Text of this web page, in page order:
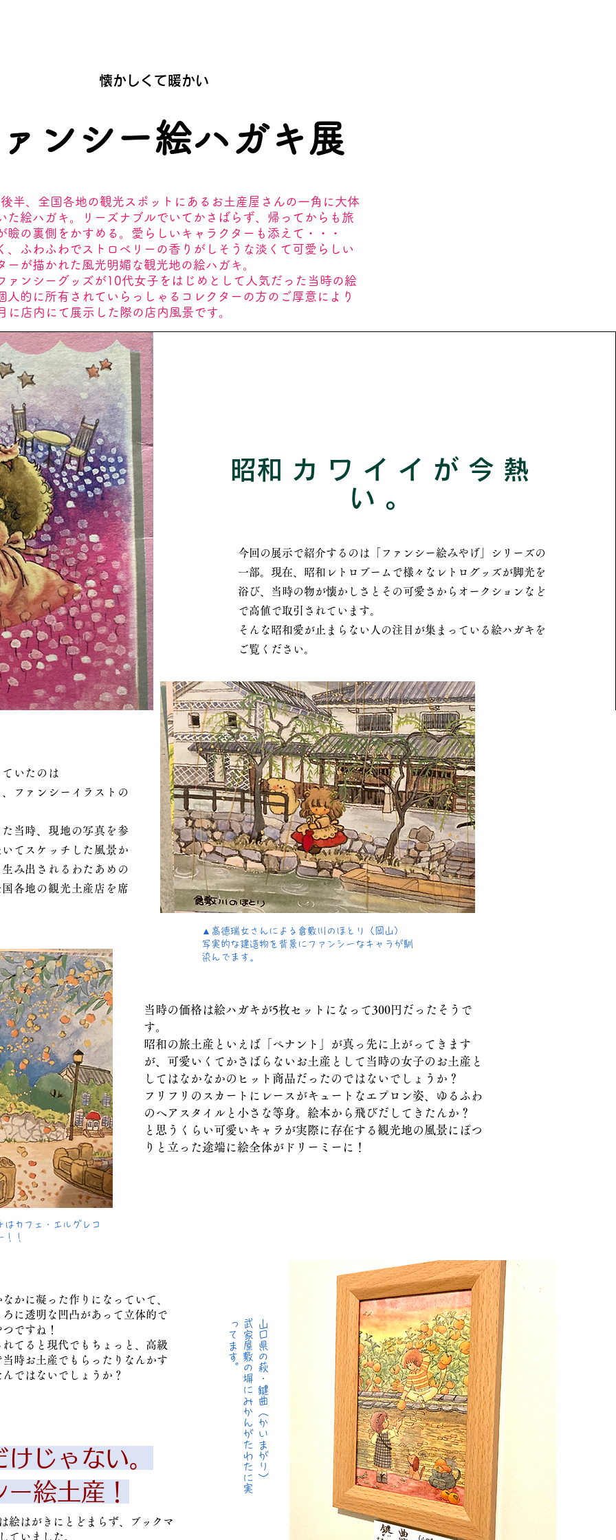
懐かしくて暖かい
ンシー絵ハガキ展
半、全国各地の観光スポットにあるお土産屋さんの一角に大体
た絵ハガキ。リーズナブルでいてかさばらず、帰ってからも旅
瞼の裏側をかすめる。愛らしいキャラクターも添えて・・・
、ふわふわでストロベリーの香りがしそうな淡くて可愛らしい
ーが描かれた風光明媚な観光地の絵ハガキ。
ァンシーグッズが10代女子をはじめとして人気だった当時の絵
人的に所有されていらっしゃるコレクターの方のご厚意により
に店内にて展示した際の店内風景です。
​昭和カワイイが今熱
い。
今回の展示で紹介するのは「ファンシー絵みやげ」シリーズの
一部。現在、昭和レトロブームで様々なレトログッズが脚光を
浴び、当時の物が懐かしさとその可愛さからオークションなど
で高値で取引されています。
​そんな昭和愛が止まらない人の注目が集まっている絵ハガキを
ご覧ください。
ていたのは
ファンシーイラストの
当時、現地の写真を参
てスケッチした風景か
み出されるわたあめの
各地の観光土産店を席
​▲高徳瑞女さんによる倉敷川のほとり（岡山）
​写実的な建造物を背景にファンシーなキャラが馴
染んでます。
当時の価格は絵ハガキが5枚セットになって300円だったそうで
す。
昭和の旅土産といえば「ペナント」が真っ先に上がってきます
が、可愛いくてかさばらないお土産として当時の女子のお土産と
してはなかなかのヒット商品だったのではないでしょうか？
​フリフリのスカートにレースがキュートなエプロン姿、ゆるふわ
のヘアスタイルと小さな等身。絵本から飛びだしてきたんか？
と思うくらい可愛いキャラが実際に存在する観光地の風景にぽつ
りと立った途端に絵全体がドリーミーに！
カフェ・エルグレコ
！
かに凝った作りになっていて、
に透明な凹凸があって立体的で
ですね！
てると現代でもちょっと、高級
時お土産でもらったりなんかす
ではないでしょうか？
じゃない。
絵土産！
絵はがきにとどまらず、ブックマ
ていました。
山口県の萩・鍵曲（かいまがり）
​武
家
屋
敷
の
塀
に
み
か
ん
が
た
わ
た
に
実
っ
て
ま
す
。